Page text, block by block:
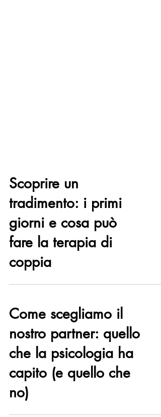
Scoprire un
tradimento: i primi
giorni e cosa può
fare la terapia di
Come scegliamo il
nostro partner: quello
che la psicologia ha
capito (e quello che